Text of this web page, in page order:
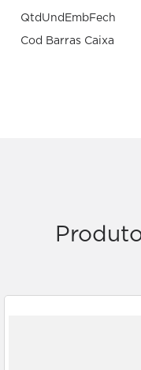
QtdUndEmbFech
Cod Barras Caixa